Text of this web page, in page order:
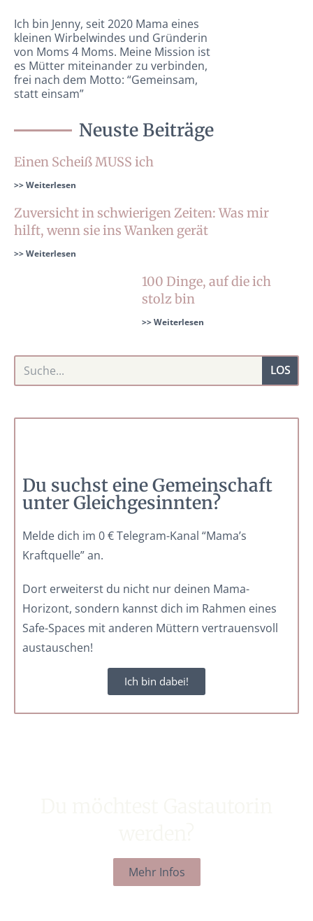
Ich bin Jenny, seit 2020 Mama eines
kleinen Wirbelwindes und Gründerin
von Moms 4 Moms. Meine Mission ist
es Mütter miteinander zu verbinden,
frei nach dem Motto: “Gemeinsam,
statt einsam”
Neuste Beiträge
Einen Scheiß MUSS ich
>> Weiterlesen
Zuversicht in schwierigen Zeiten: Was mir
hilft, wenn sie ins Wanken gerät
>> Weiterlesen
100 Dinge, auf die ich
stolz bin
>> Weiterlesen
LOS
Du suchst eine Gemeinschaft
unter Gleichgesinnten?
Melde dich im 0 € Telegram-Kanal “Mama’s
Kraftquelle” an.
Dort erweiterst du nicht nur deinen Mama-
Horizont, sondern kannst dich im Rahmen eines
Safe-Spaces mit anderen Müttern vertrauensvoll
austauschen!
Ich bin dabei!
Mehr Infos